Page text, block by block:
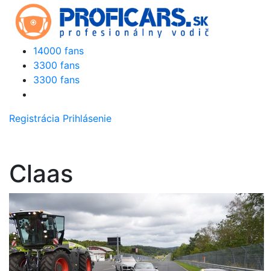
14000 fans
3300 fans
3300 fans
Registrácia Prihlásenie
Claas